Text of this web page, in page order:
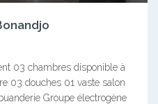
03 chambres disponible à
03 douches 01 vaste salon
Groupe électrogène